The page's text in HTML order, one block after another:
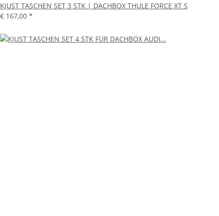
KJUST TASCHEN SET 3 STK | DACHBOX THULE FORCE XT S
€ 167,00 *